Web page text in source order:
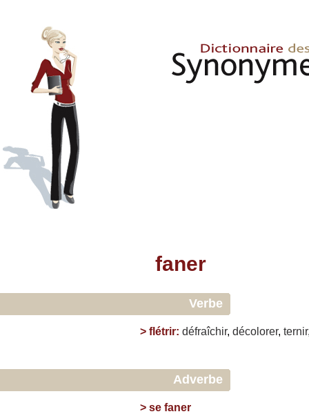
faner
Verbe
> flétrir: défraîchir, décolorer, ternir
Adverbe
> se faner